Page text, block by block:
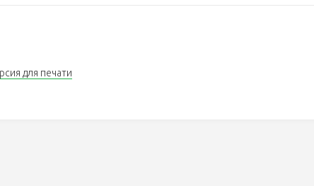
для печати